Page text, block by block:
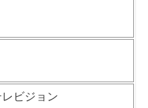
ビジョン